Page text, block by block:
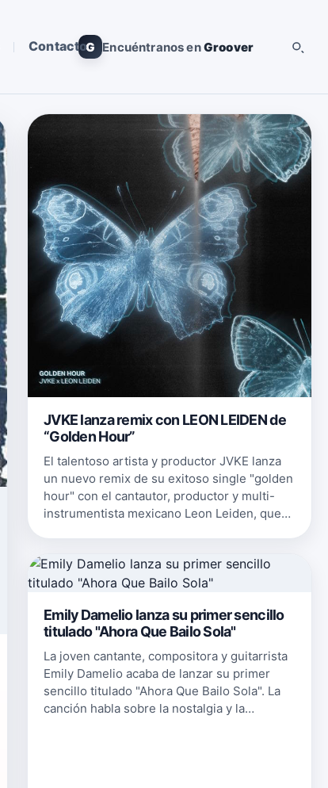
ContactoG Encuéntranos enGroover
JVKE lanza remix con LEON LEIDEN de
“Golden Hour”
El talentoso artista y productor JVKE lanza
un nuevo remix de su exitoso single "golden
hour" con el cantautor, productor y multi-
instrumentista mexicano Leon Leiden, que
Emily Damelio lanza su primer sencillo
titulado "Ahora Que Bailo Sola"
La joven cantante, compositora y guitarrista
Emily Damelio acaba de lanzar su primer
sencillo titulado "Ahora Que Bailo Sola". La
canción habla sobre la nostalgia y la